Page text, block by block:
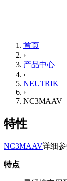
首页
›
产品中心
›
NEUTRIK
›
NC3MAAV
特性
NC3MAAV详细
特点